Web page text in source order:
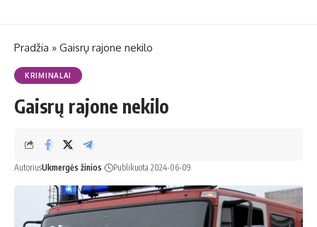
Pradžia » Gaisrų rajone nekilo
KRIMINALAI
Gaisrų rajone nekilo
AutoriusUkmergės žinios Publikuota 2024-06-09